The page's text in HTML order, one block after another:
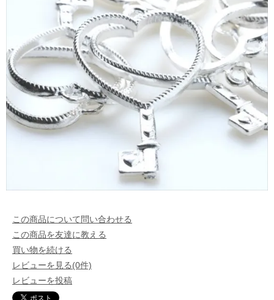
この商品について問い合わせる
この商品を友達に教える
買い物を続ける
レビューを見る(0件)
レビューを投稿